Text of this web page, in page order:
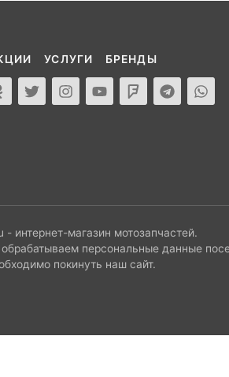
УСЛУГИ БРЕНДЫ
интернет-магазин мотозапчастей.
персональные данные
покинуть наш сайт.